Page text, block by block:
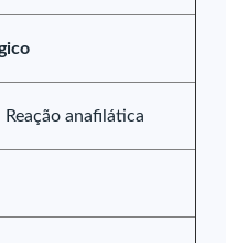
Reação anafilática